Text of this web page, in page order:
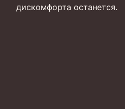
дискомфорта останется.